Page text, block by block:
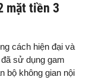
mặt tiền 3
cách hiện đại và
sử dụng gam
bộ không gian nội